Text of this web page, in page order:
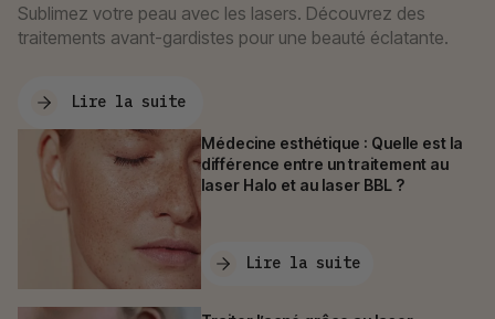
Sublimez votre peau avec les lasers. Découvrez des
traitements avant-gardistes pour une beauté éclatante.
Lire la suite
Médecine esthétique : Quelle est la
différence entre un traitement au
laser Halo et au laser BBL ?
Lire la suite